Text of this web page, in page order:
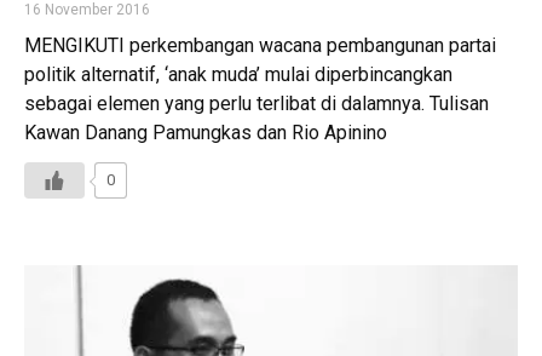
16 November 2016
MENGIKUTI perkembangan wacana pembangunan partai
politik alternatif, ‘anak muda’ mulai diperbincangkan
sebagai elemen yang perlu terlibat di dalamnya. Tulisan
Kawan Danang Pamungkas dan Rio Apinino
0